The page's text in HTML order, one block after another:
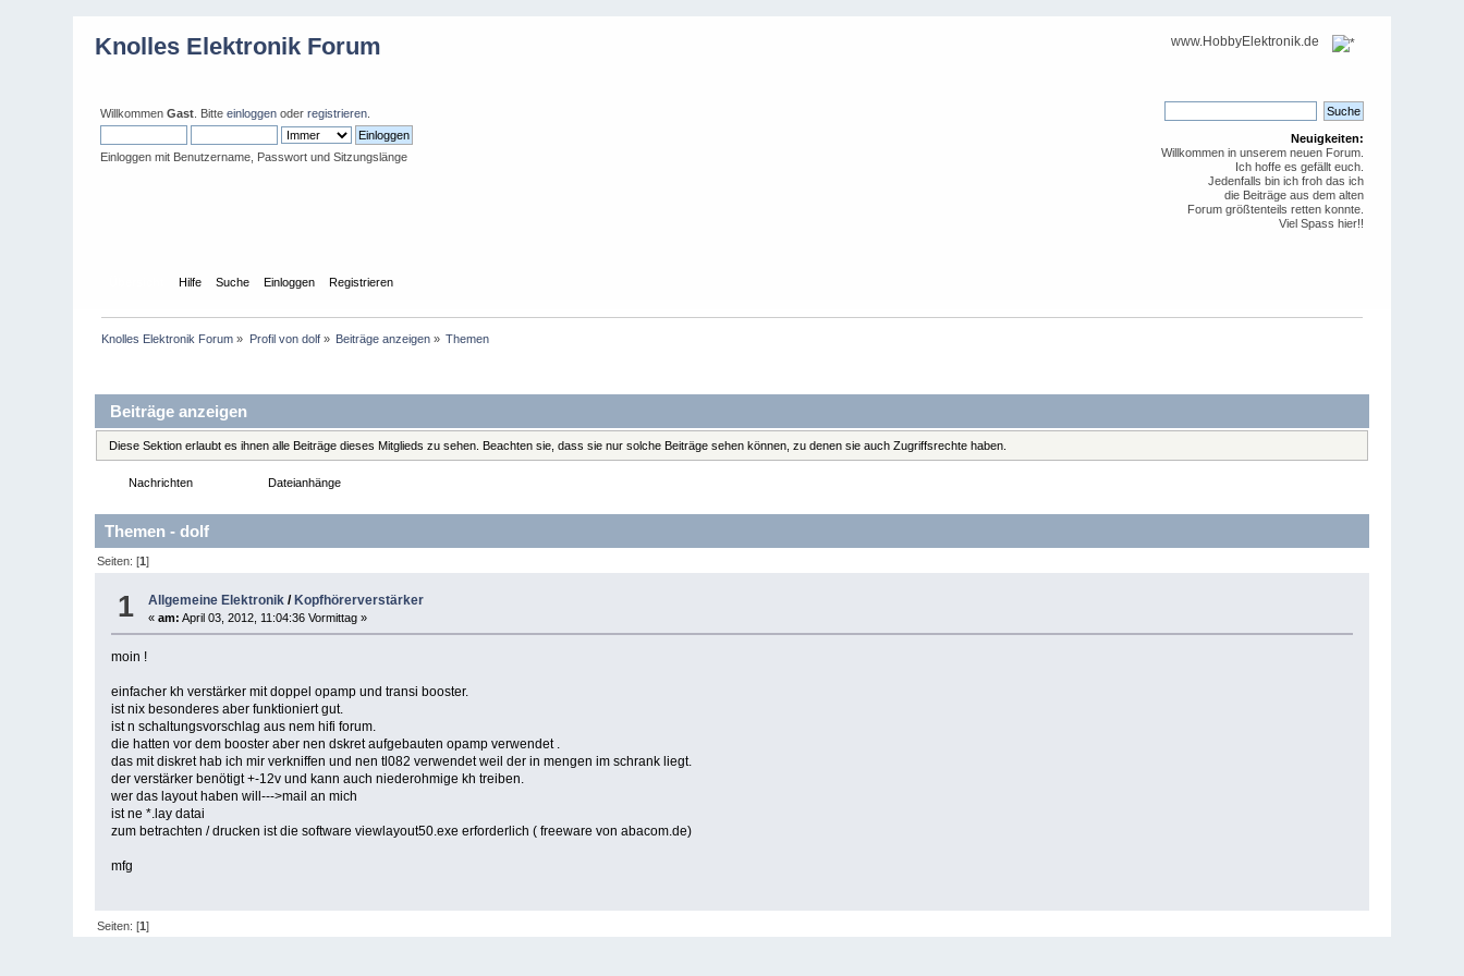
Knolles Elektronik Forum www.HobbyElektronik.de
WillkommenGast . Bitteeinloggen oderregistrieren
Einloggen mit Benutzername, Passwort und Sitzungslänge
Neuigkeiten:
Willkommen in unserem neuen Forum.
Ich hoffe es gefällt euch.
Jedenfalls bin ich froh das ich
die Beiträge aus dem alten
Forum größtenteils retten konnte.
Viel Spass hier!!
Hilfe Suche Einloggen Registrieren
Knolles Elektronik Forum » Profil von dolf» Beiträge anzeigen » Themen
Beiträge anzeigen
Diese Sektion erlaubt es ihnen alle Beiträge dieses Mitglieds zu sehen. Beachten sie, dass sie nur solche Beiträge sehen können, zu denen sie auch Zugriffsrechte haben.
Nachrichten Dateianhänge
Themen - dolf
Seiten: [1]
1 Allgemeine Elektronik / Kopfhörerverstärker
«am: April 03, 2012, 11:04:36 Vormittag »
moin !
einfacher kh verstärker mit doppel opamp und transi booster.
ist nix besonderes aber funktioniert gut.
ist n schaltungsvorschlag aus nem hifi forum.
die hatten vor dem booster aber nen dskret aufgebauten opamp verwendet .
das mit diskret hab ich mir verkniffen und nen tl082 verwendet weil der in mengen im schrank liegt.
der verstärker benötigt +-12v und kann auch niederohmige kh treiben.
wer das layout haben will--->mail an mich
ist ne *.lay datai
zum betrachten / drucken ist die software viewlayout50.exe erforderlich ( freeware von abacom.de)
mfg
Seiten: [1]